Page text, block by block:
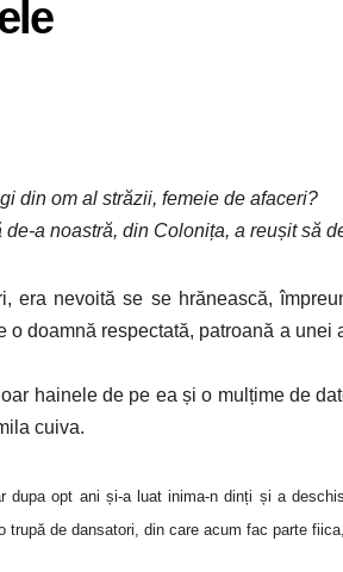
din om al străzii, femeie de afaceri?
a noastră, din Colonița, a reușit să
nevoită se se hrănească,
doamnă respectată, patroană a
hainele de pe ea și o mulțime de
cuiva.
opt ani și-a luat inima-n dinți și a
de dansatori, din care acum fac parte